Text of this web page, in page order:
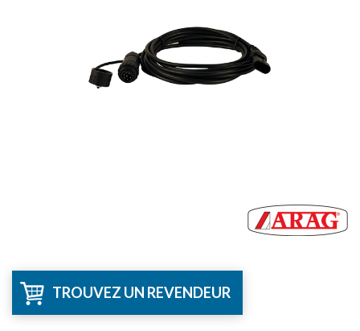
TROUVEZ UN REVENDEUR